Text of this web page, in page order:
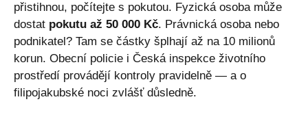
přistihnou, počítejte s pokutou. Fyzická osoba může
dostat pokutu až 50 000 Kč. Právnická osoba nebo
podnikatel? Tam se částky šplhají až na 10 milionů
korun. Obecní policie i Česká inspekce životního
prostředí provádějí kontroly pravidelně — a o
filipojakubské noci zvlášť důsledně.